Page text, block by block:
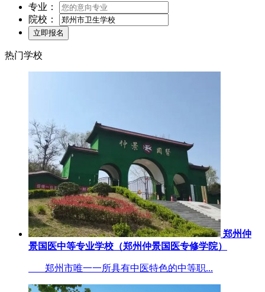
专业：
院校：
热门学校
郑州仲
景国医中等专业学校（郑州仲景国医专修学院）
郑州市唯一一所具有中医特色的中等职...